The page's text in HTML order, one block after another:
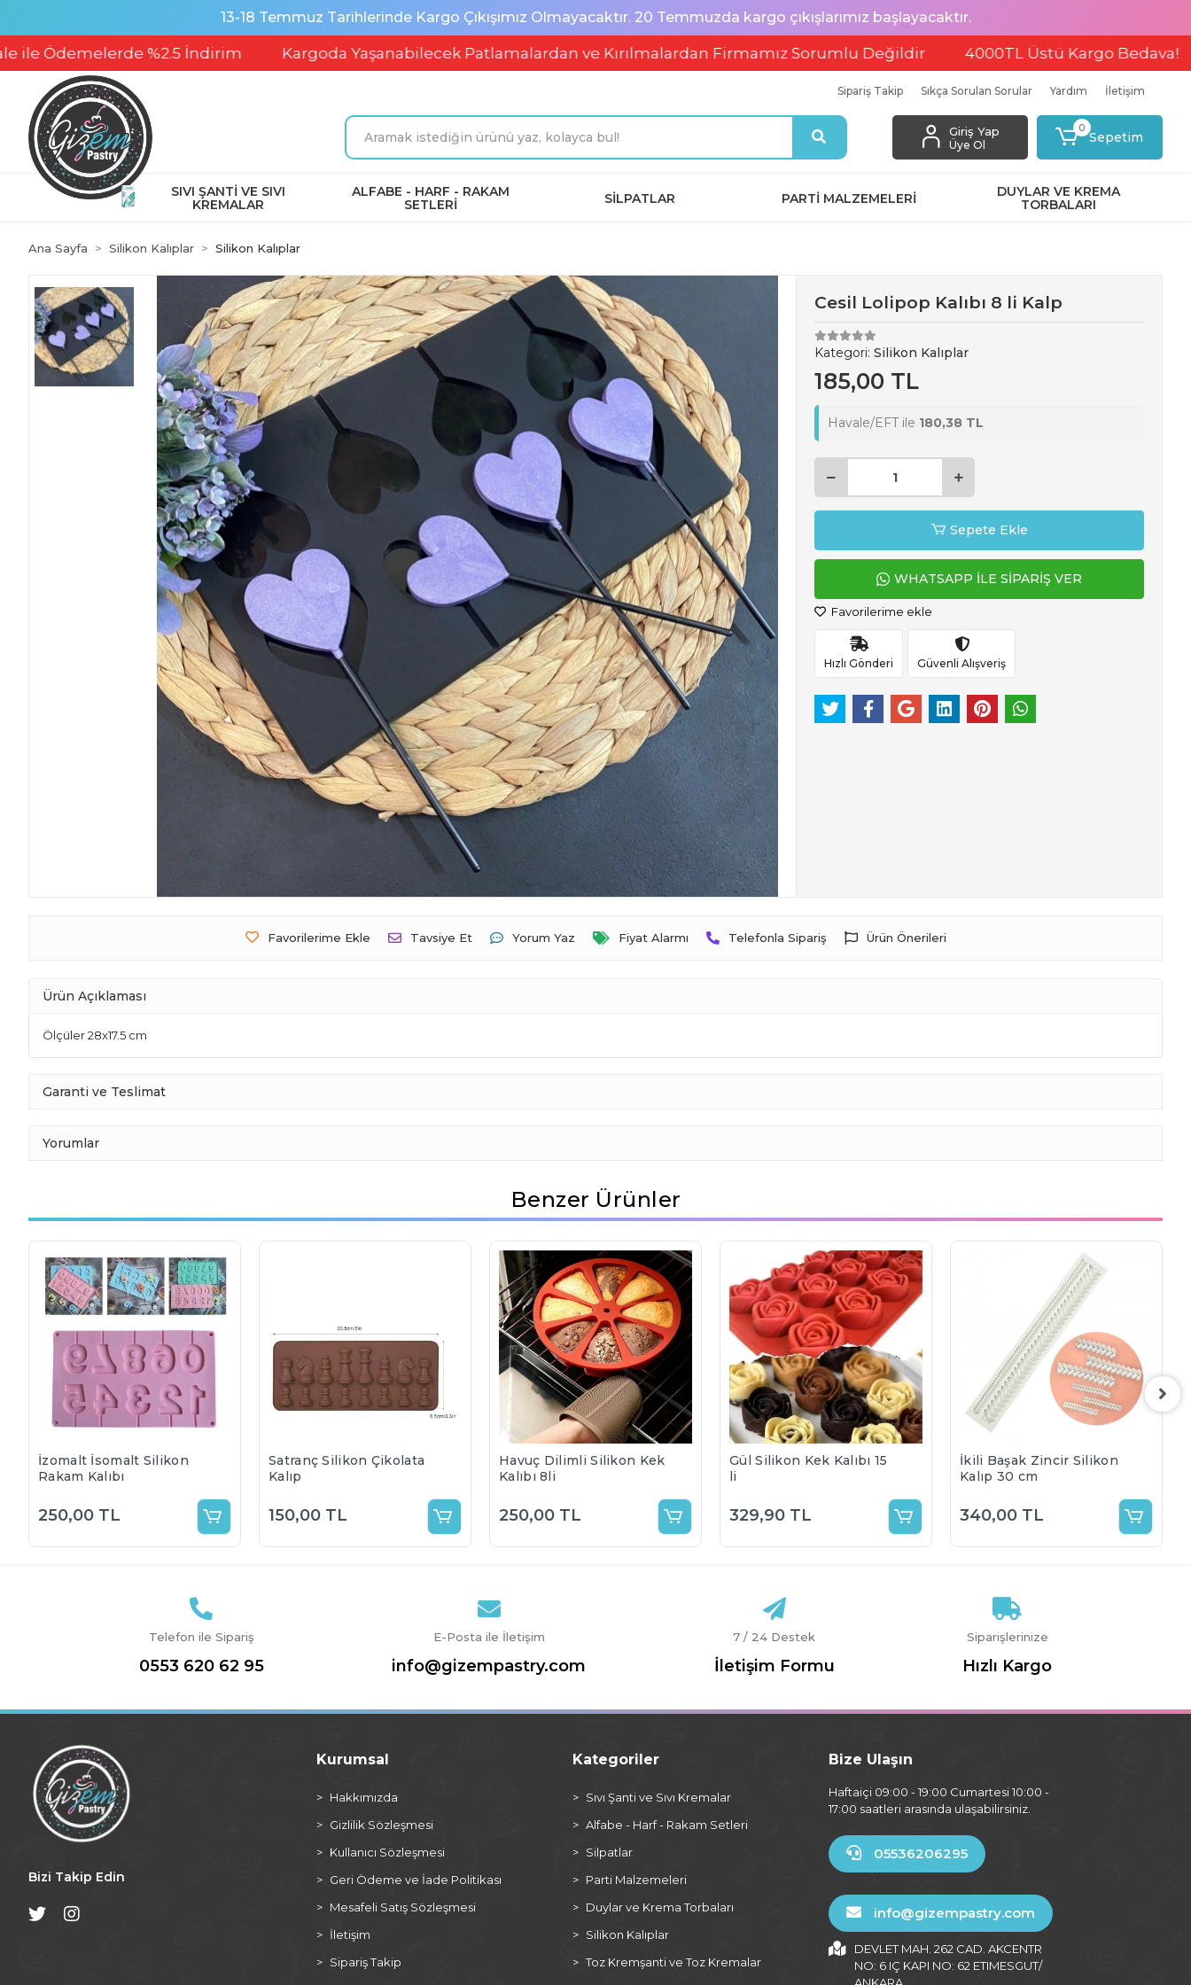
13-18 Temmuz Tarihlerinde Kargo Çıkışımız Olmayacaktır. 20 Temmuzda kargo çıkışlarımız başlayacaktır.
%2.5 İndirim Kargoda Yaşanabilecek Patlamalardan ve Kırılmalardan Firmamız Sorumlu Değildir 4000TL Üstü Kargo Bedava! EFT
Sipariş Takip Sıkça Sorulan Sorular Yardım İletişim
Giriş Yap
Üye Ol
0
Sepetim
SIVI ŞANTİ VE SIVI
KREMALAR
ALFABE - HARF - RAKAM
SETLERİ
SİLPATLAR PARTİ MALZEMELERİ
DUYLAR VE KREMA
TORBALARI
Ana Sayfa Silikon Kalıplar Silikon Kalıplar
Cesil Lolipop Kalıbı 8 li Kalp
Kategori:Silikon Kalıplar
185,00 TL
Havale/EFT ile 180,38 TL
Sepete Ekle
WHATSAPP İLE SİPARİŞ VER
Favorilerime ekle
Hızlı Gönderi Güvenli Alışveriş
Favorilerime Ekle Tavsiye Et Yorum Yaz Fiyat Alarmı Telefonla Sipariş Ürün Önerileri
Ürün Açıklaması
Ölçüler 28x17.5 cm
Garanti ve Teslimat
Yorumlar
Benzer Ürünler
İzomalt İsomalt Silikon
Rakam Kalıbı
250,00 TL
Satranç Silikon Çikolata
Kalıp
150,00 TL
Havuç Dilimli Silikon Kek
Kalıbı 8li
250,00 TL
Gül Silikon Kek Kalıbı 15
li
329,90 TL
İkili Başak Zincir Silikon
Kalıp 30 cm
340,00 TL
Telefon ile Sipariş
0553 620 62 95
E-Posta ile İletişim
info@gizempastry.com
7 / 24 Destek
İletişim Formu
Siparişlerinize
Hızlı Kargo
Bizi Takip Edin
Kurumsal
Hakkımızda
Gizlilik Sözleşmesi
Kullanıcı Sözleşmesi
Geri Ödeme ve İade Politikası
Mesafeli Satış Sözleşmesi
İletişim
Sipariş Takip
Kategoriler
Sıvı Şanti ve Sıvı Kremalar
Alfabe - Harf - Rakam Setleri
Silpatlar
Parti Malzemeleri
Duylar ve Krema Torbaları
Silikon Kalıplar
Toz Kremşanti ve Toz Kremalar
Bize Ulaşın
Haftaiçi 09:00 - 19:00 Cumartesi 10:00 -
17:00 saatleri arasında ulaşabilirsiniz.
05536206295
info@gizempastry.com
DEVLET MAH. 262 CAD. AKCENTR
NO: 6 IÇ KAPI NO: 62 ETIMESGUT/